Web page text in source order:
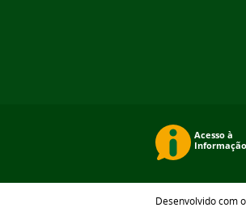
Desenvolvido com